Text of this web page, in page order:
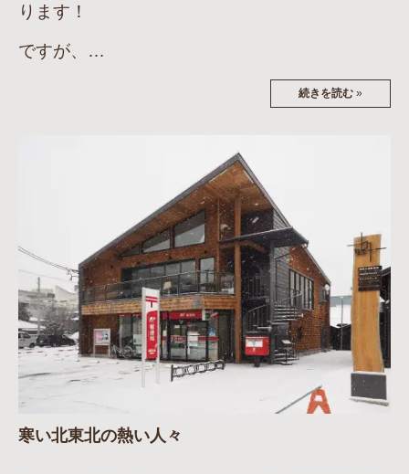
ります！
ですが、…
続きを読む »
寒い北東北の熱い人々